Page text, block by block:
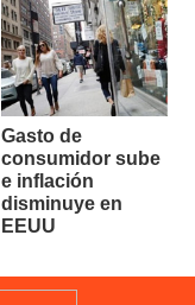
Gasto de
consumidor sube
e inflación
disminuye en
EEUU